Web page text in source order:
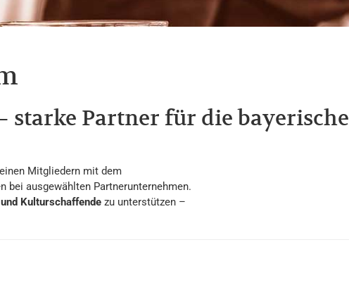
Partner für die bayerische
Mitgliedern mit dem
bei ausgewählten Partnerunternehmen.
Kulturschaffende zu unterstützen –